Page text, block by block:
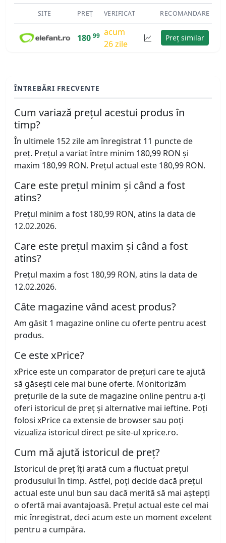
SITE PREȚ VERIFICAT RECOMANDARE
180 99 acum
26 zile
Preț similar
ÎNTREBĂRI FRECVENTE
Cum variază prețul acestui produs în
timp?
În ultimele 152 zile am înregistrat 11 puncte de
preț. Prețul a variat între minim 180,99 RON și
maxim 180,99 RON. Prețul actual este 180,99 RON.
Care este prețul minim și când a fost
atins?
Prețul minim a fost 180,99 RON, atins la data de
12.02.2026.
Care este prețul maxim și când a fost
atins?
Prețul maxim a fost 180,99 RON, atins la data de
12.02.2026.
Câte magazine vând acest produs?
Am găsit 1 magazine online cu oferte pentru acest
produs.
Ce este xPrice?
xPrice este un comparator de prețuri care te ajută
să găsești cele mai bune oferte. Monitorizăm
prețurile de la sute de magazine online pentru a-ți
oferi istoricul de preț și alternative mai ieftine. Poți
folosi xPrice ca extensie de browser sau poți
vizualiza istoricul direct pe site-ul xprice.ro.
Cum mă ajută istoricul de preț?
Istoricul de preț îți arată cum a fluctuat prețul
produsului în timp. Astfel, poți decide dacă prețul
actual este unul bun sau dacă merită să mai aștepți
o ofertă mai avantajoasă. Prețul actual este cel mai
mic înregistrat, deci acum este un moment excelent
pentru a cumpăra.